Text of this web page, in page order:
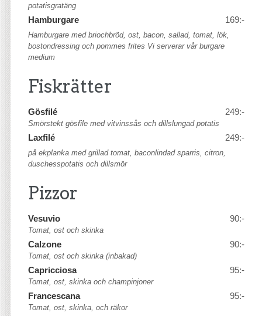
potatisgratäng
Hamburgare 169:-
Hamburgare med briochbröd, ost, bacon, sallad, tomat, lök,
bostondressing och pommes frites Vi serverar vår burgare
medium
Fiskrätter
Gösfilé 249:-
Smörstekt gösfile med vitvinssås och dillslungad potatis
Laxfilé 249:-
på ekplanka med grillad tomat, baconlindad sparris, citron,
duschesspotatis och dillsmör
Pizzor
Vesuvio 90:-
Tomat, ost och skinka
Calzone 90:-
Tomat, ost och skinka (inbakad)
Capricciosa 95:-
Tomat, ost, skinka och champinjoner
Francescana 95:-
Tomat, ost, skinka, och räkor